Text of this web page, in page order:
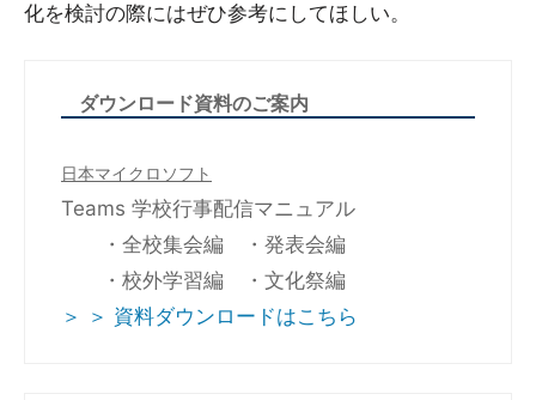
化を検討の際にはぜひ参考にしてほしい。
ダウンロード資料のご案内
日本マイクロソフト
Teams 学校行事配信マニュアル
・全校集会編 ・発表会編
・校外学習編 ・文化祭編
＞ ＞ 資料ダウンロードはこちら